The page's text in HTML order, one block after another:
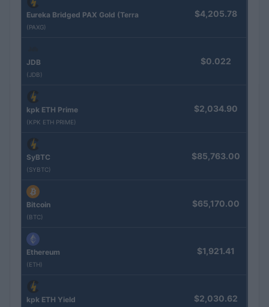
Eureka Bridged PAX Gold (Terra
(PAXG)
$4,205.78
JDB
(JDB)
$0.022
kpk ETH Prime
(KPK ETH PRIME)
$2,034.90
SyBTC
(SYBTC)
$85,763.00
Bitcoin
(BTC)
$65,170.00
Ethereum
(ETH)
$1,921.41
kpk ETH Yield $2,030.62